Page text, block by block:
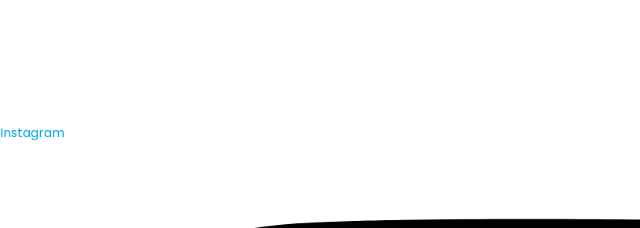
Instagram